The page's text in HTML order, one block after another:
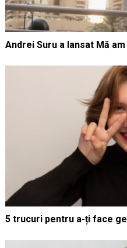
Andrei Suru a lansat Mă
5 trucuri pentru a-ți face